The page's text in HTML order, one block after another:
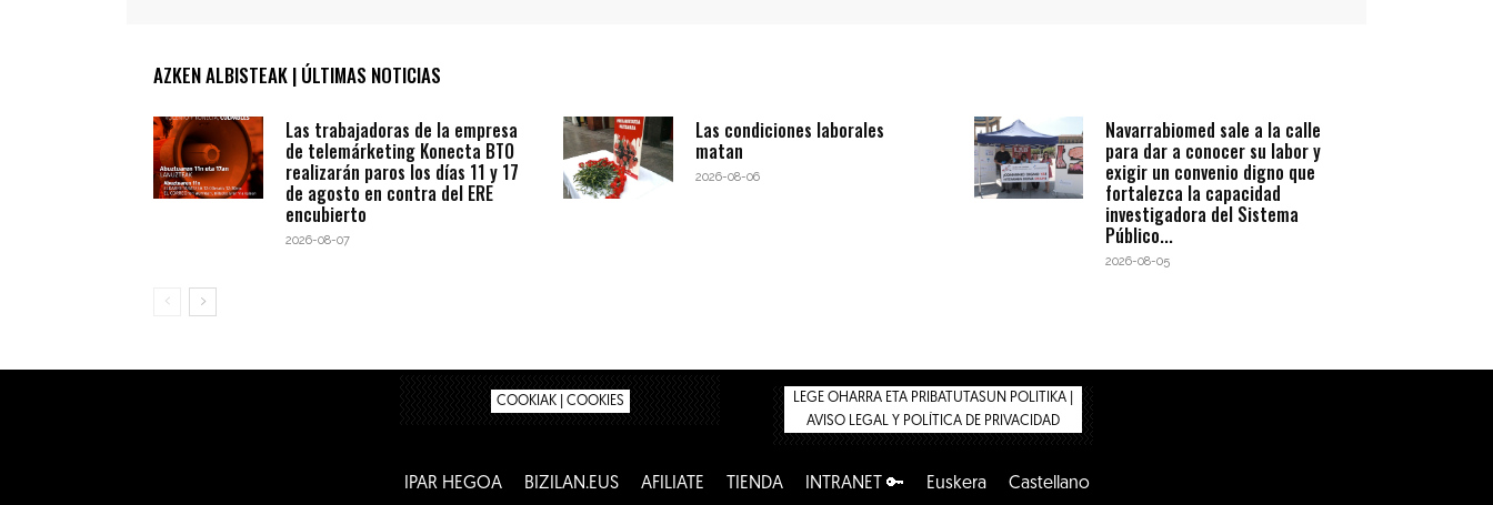
AZKEN ALBISTEAK | ÚLTIMAS NOTICIAS
Las trabajadoras de la empresa
de telemárketing Konecta BTO
realizarán paros los días 11 y 17
de agosto en contra del ERE
encubierto
2026-08-07
Las condiciones laborales
matan
2026-08-06
Navarrabiomed sale a la calle
para dar a conocer su labor y
exigir un convenio digno que
fortalezca la capacidad
investigadora del Sistema
Público...
2026-08-05
COOKIAK | COOKIES
LEGE OHARRA ETA PRIBATUTASUN POLITIKA |
AVISO LEGAL Y POLÍTICA DE PRIVACIDAD
IPAR HEGOA BIZILAN.EUS AFÍLIATE TIENDA INTRANET 🔑 Euskera Castellano